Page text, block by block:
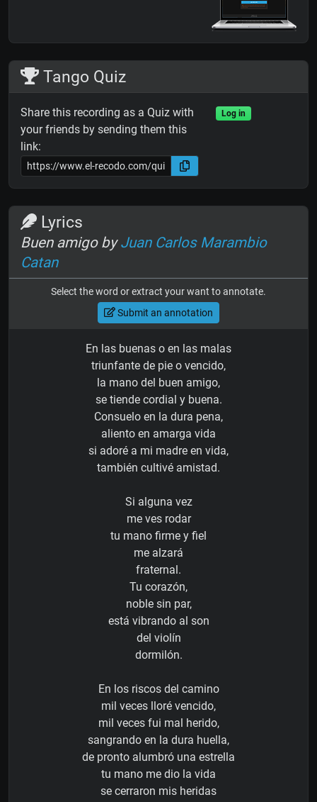
Tango Quiz
Share this recording as a Quiz with
your friends by sending them this
link:
Log in
Lyrics
Buen amigo byJuan Carlos Marambio
Catan
Select the word or extract your want to annotate.
Submit an annotation
En las buenas o en las malas
triunfante de pie o vencido,
la mano del buen amigo,
se tiende cordial y buena.
Consuelo en la dura pena,
aliento en amarga vida
si adoré a mi madre en vida,
también cultivé amistad.
Si alguna vez
me ves rodar
tu mano firme y fiel
me alzará
fraternal.
Tu corazón,
noble sin par,
está vibrando al son
del violín
dormilón.
En los riscos del camino
mil veces lloré vencido,
mil veces fui mal herido,
sangrando en la dura huella,
de pronto alumbró una estrella
tu mano me dio la vida
se cerraron mis heridas